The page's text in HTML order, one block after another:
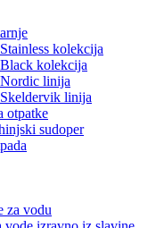
kolekcija
kolekcija
linija
linija
otpatke
sudoper
za vodu